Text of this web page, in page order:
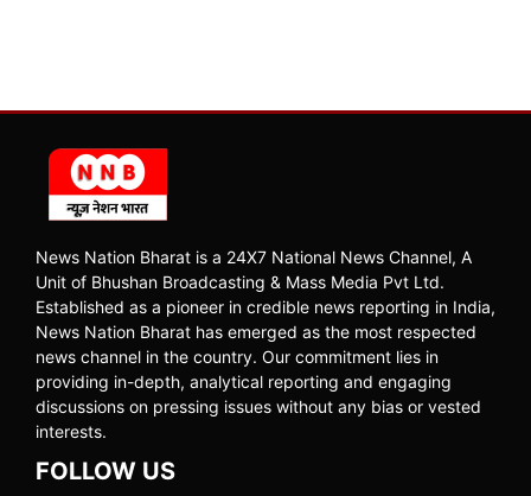
News Nation Bharat is a 24X7 National News Channel, A
Unit of Bhushan Broadcasting & Mass Media Pvt Ltd.
Established as a pioneer in credible news reporting in India,
News Nation Bharat has emerged as the most respected
news channel in the country. Our commitment lies in
providing in-depth, analytical reporting and engaging
discussions on pressing issues without any bias or vested
interests.
FOLLOW US